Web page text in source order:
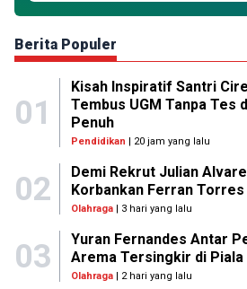
Berita Populer
01
Kisah Inspiratif Santri
Tembus UGM Tanpa Tes
Penuh
Pendidikan | 20 jam yang lalu
02
Demi Rekrut Julian
Korbankan Ferran Torres
Olahraga| 3 hari yang lalu
03
Yuran Fernandes Antar
Arema Tersingkir di Piala
Olahraga| 2 hari yang lalu